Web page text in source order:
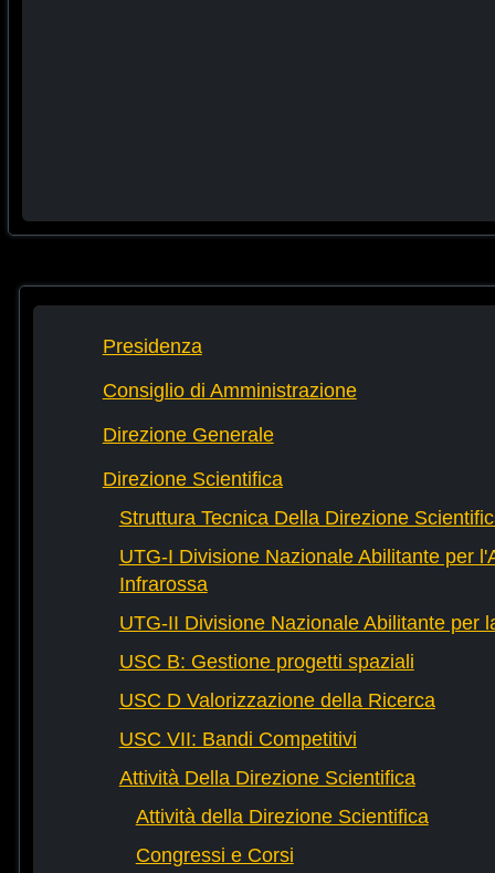
Presidenza
Consiglio di Amministrazione
Direzione Generale
Direzione Scientifica
Struttura Tecnica Della Direzione
UTG-I Divisione Nazionale Abilitante per
Infrarossa
UTG-II Divisione Nazionale Abilitante per
USC B: Gestione progetti spaziali
USC D Valorizzazione della Ricerca
USC VII: Bandi Competitivi
Attività Della Direzione Scientifica
Attività della Direzione Scientifica
Congressi e Corsi